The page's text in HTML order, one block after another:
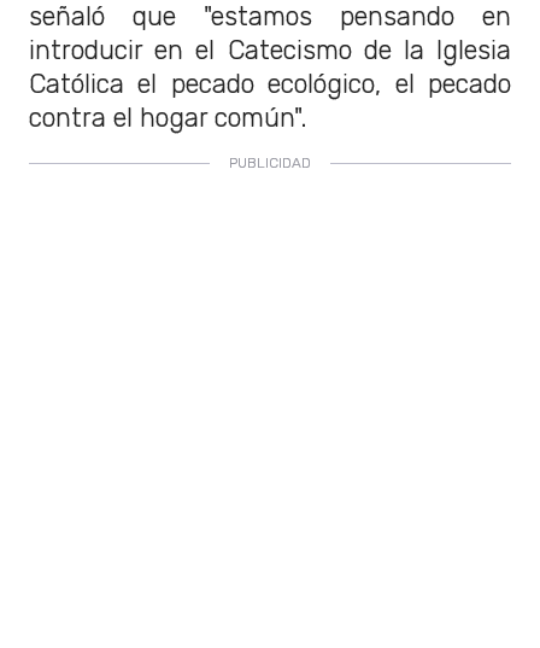
señaló que "estamos pensando en
introducir en el Catecismo de la Iglesia
Católica el pecado ecológico, el pecado
contra el hogar común".